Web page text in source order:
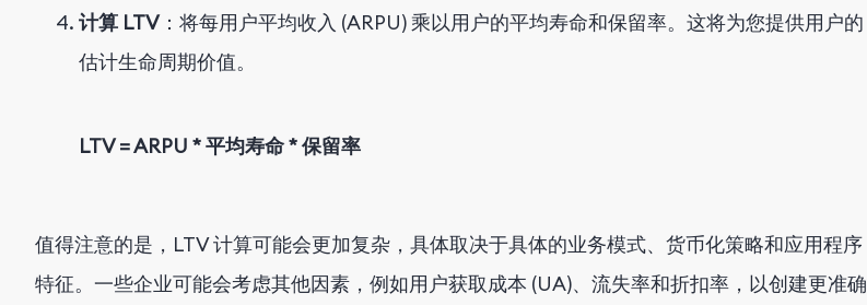
计算 LTV：将每用户平均收入 (ARPU) 乘以用户的平均寿命和保留率。这将为您提供用户的
估计生命周期价值。
LTV = ARPU * 平均寿命 * 保留率
值得注意的是，LTV 计算可能会更加复杂，具体取决于具体的业务模式、货币化策略和应用程序
特征。一些企业可能会考虑其他因素，例如用户获取成本 (UA)、流失率和折扣率，以创建更准确